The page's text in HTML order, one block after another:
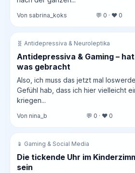
Von sabrina_koks 💬 0 · ❤️ 0
🧬 Antidepressiva & Neuroleptika
Antidepressiva & Gaming –
was gebracht
Also, ich muss das jetzt mal
Gefühl hab, dass ich hier vielleicht
kriegen...
Von nina_b 💬 0 · ❤️ 0
📱 Gaming & Social Media
Die tickende Uhr im
sein